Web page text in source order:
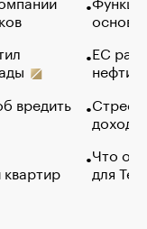
вредить
основ
ЕС
нефти
Что
для